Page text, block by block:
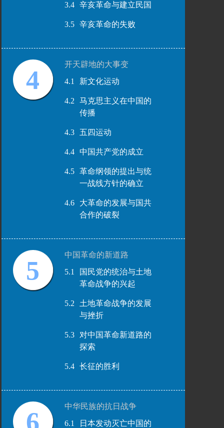
3.4 辛亥革命与建立民国
3.5 辛亥革命的失败
4
开天辟地的大事变
4.1
新文化运动
4.2
马克思主义在中国的
传播
4.3 五四运动
4.4 中国共产党的成立
4.5
革命纲领的提出与统
一战线方针的确立
4.6
大革命的发展与国共
合作的破裂
5
中国革命的新道路
5.1
国民党的统治与土地
革命战争的兴起
5.2
土地革命战争的发展
与挫折
5.3
对中国革命新道路的
探索
5.4 长征的胜利
6
中华民族的抗日战争
6.1
日本发动灭亡中国的